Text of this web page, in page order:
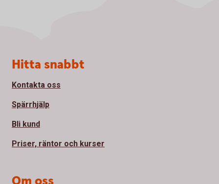
Sidfot
Hitta snabbt
Kontakta oss
Spärrhjälp
Bli kund
Priser, räntor och kurser